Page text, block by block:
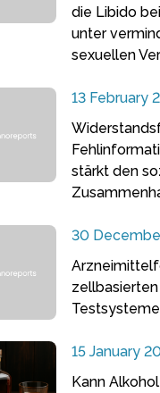
die Libido
unter
sexuellen
13 February
stärkt den
30
zellbasierten
15 January
Kann